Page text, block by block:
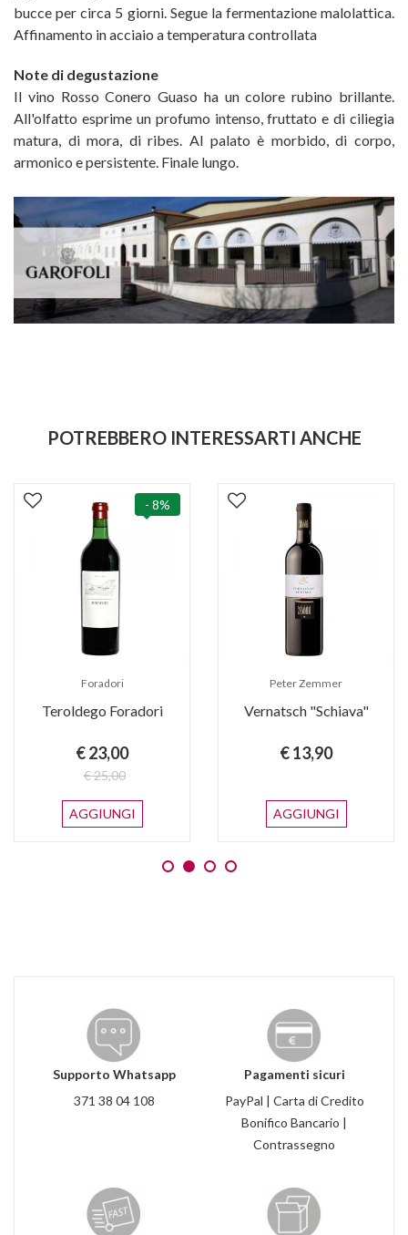
bucce per circa 5 giorni. Segue la fermentazione malolattica.
Affinamento in acciaio a temperatura controllata
Note di degustazione
Il vino Rosso Conero Guaso ha un colore rubino brillante.
All'olfatto esprime un profumo intenso, fruttato e di ciliegia
matura, di mora, di ribes. Al palato è morbido, di corpo,
armonico e persistente. Finale lungo.
POTREBBERO INTERESSARTI ANCHE
- 8%
Foradori
Teroldego Foradori
€ 23,00
€ 25,00
AGGIUNGI
Peter Zemmer
Vernatsch "Schiava"
€ 13,90
AGGIUNGI
Supporto Whatsapp
371 38 04 108
Pagamenti sicuri
PayPal | Carta di Credito
Bonifico Bancario |
Contrassegno